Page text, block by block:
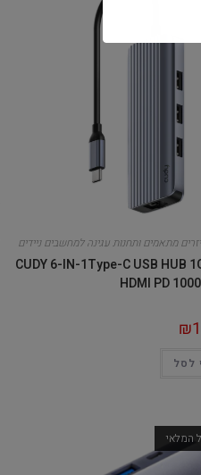
מתאמים ותחנות עגינה למחשבים ניידים
CUDY 6-IN-1Type-C USB HUB
HDMI PD
₪
לסל
המלאי